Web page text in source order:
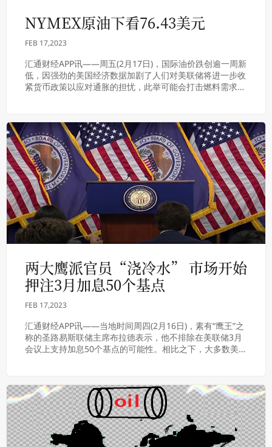
NYMEX原油下看76.43美元
FEB 17,2023
汇通财经APP讯——周五(2月17日)，国际油价跌创逾一周新
低，因强劲的美国经济数据加剧了人们对美联储将进一步收
紧货币政策以应对通胀的担忧，此举可能会打击燃料需求。
两大鹰派官员“浇冷水” 市场开始
押注3月加息50个基点
FEB 17,2023
汇通财经APP讯——当地时间周四(2月16日)，素有“鹰王”之
称的圣路易斯联储主席布拉德表示，他不排除在美联储3月
会议上支持加息50个基点的可能性。相比之下，大多数美联